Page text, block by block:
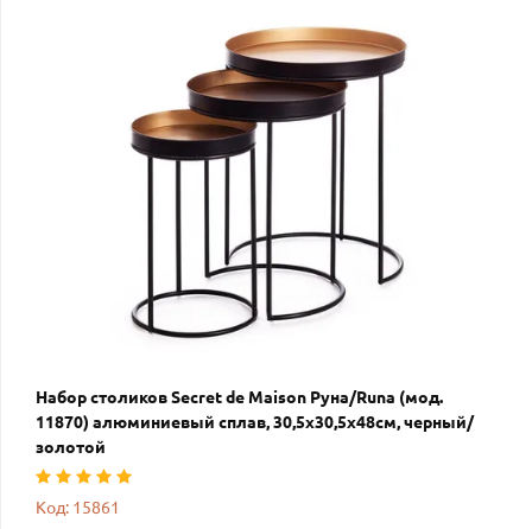
Набор столиков Secret de Maison Руна/Runa (мод.
11870) алюминиевый сплав, 30,5х30,5х48см, черный/
золотой
Код: 15861